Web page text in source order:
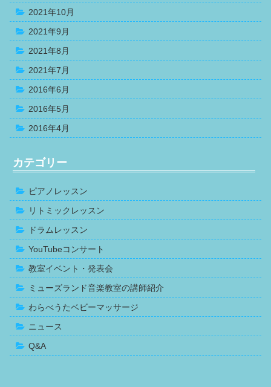
2021年10月
2021年9月
2021年8月
2021年7月
2016年6月
2016年5月
2016年4月
カテゴリー
ピアノレッスン
リトミックレッスン
ドラムレッスン
YouTubeコンサート
教室イベント・発表会
ミューズランド音楽教室の講師紹介
わらべうたベビーマッサージ
ニュース
Q&A